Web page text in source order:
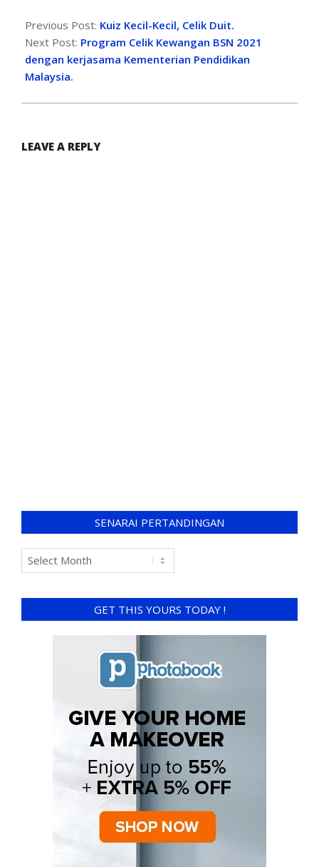
Previous Post: Kuiz Kecil-Kecil, Celik Duit.
Next Post: Program Celik Kewangan BSN 2021
dengan kerjasama Kementerian Pendidikan
Malaysia.
LEAVE A REPLY
SENARAI PERTANDINGAN
GET THIS YOURS TODAY !